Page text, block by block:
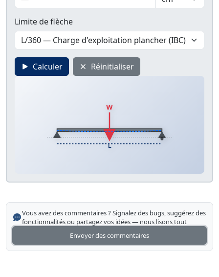
Limite de flèche
Calculer Réinitialiser
W
L
Vous avez des commentaires ? Signalez des bugs, suggérez des
fonctionnalités ou partagez vos idées — nous lisons tout
Envoyer des commentaires